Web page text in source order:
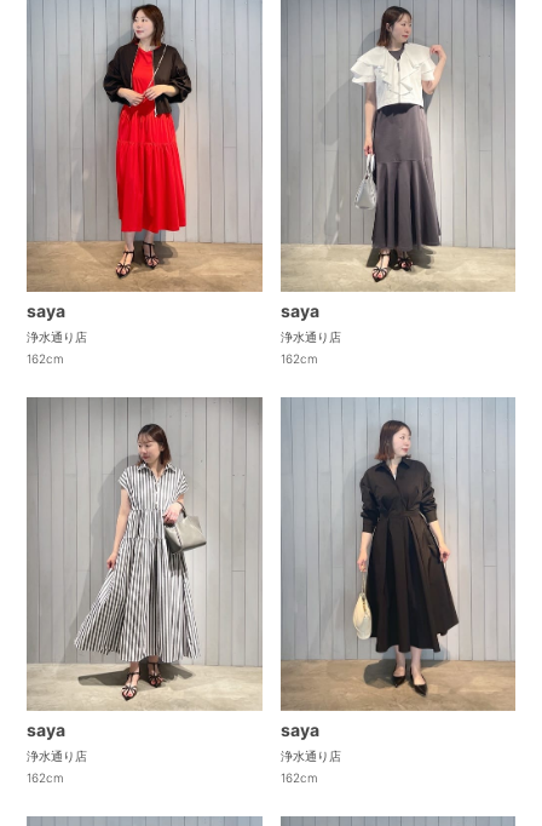
saya
浄水通り店
162cm
saya
浄水通り店
162cm
saya
浄水通り店
162cm
saya
浄水通り店
162cm